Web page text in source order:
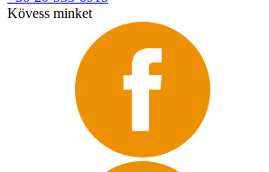
Kövess minket